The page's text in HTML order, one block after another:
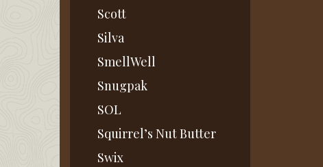
Scott
Silva
SmellWell
Snugpak
SOL
Squirrel’s Nut Butter
Swix